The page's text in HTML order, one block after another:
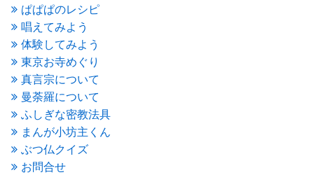
2015年11月 (4)
2015年10月
(4)
2015年9月(3)
2015年8月(4)
2015年7月(4)
2015年6月(3)
2015年5月(1)
2015年4月(1)
2015年3月 (3)
2015年2月(3)
2015年1月(1)
2014年12月
ぱぱぱのレシピ
唱えてみよう
体験してみよう
東京お寺めぐり
真言宗について
曼荼羅について
ふしぎな密教法具
まんが小坊主くん
ぶつ仏クイズ
お問合せ